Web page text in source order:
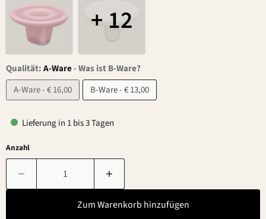
+ 12
Qualität:A-Ware-Was ist B-Ware?
A-Ware - € 16,00
B-Ware - € 13,00
Lieferung in 1 bis 3 Tagen
Anzahl
Zum Warenkorb hinzufügen